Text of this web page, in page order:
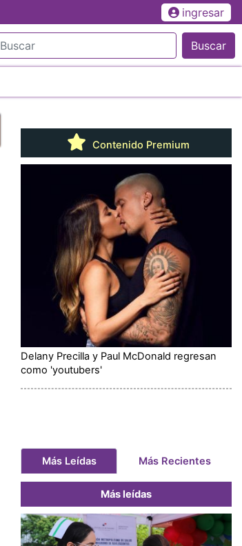
ingresar
Buscar
Contenido Premium
Delany Precilla y Paul McDonald regresan
como 'youtubers'
Más Leídas Más Recientes
Más leídas